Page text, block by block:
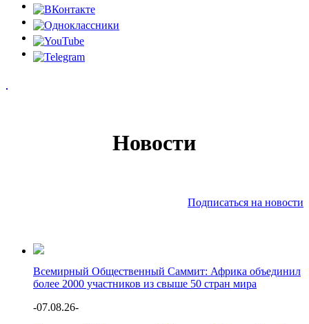
Новости
Подписаться на новости
Всемирный Общественный Саммит: Африка объединил
более 2000 участников из свыше 50 стран мира
-07.08.26-